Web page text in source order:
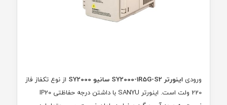
ورودی اینورتر SY2000-1R5G-S2 سانیو SY2000 از نوع تکفاز فاز
220 ولت است. اینورتر
SANYU با داشتن درجه حفاظتی IP20